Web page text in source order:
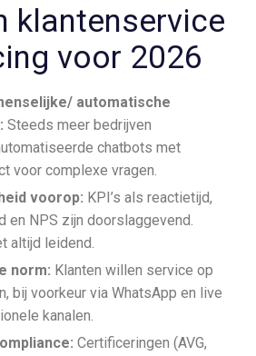
klantenservice
voor 2026
automatische
Steeds meer bedrijven
chatbots met
voor complexe vragen.
voorop: KPI’s als reactietijd,
en NPS zijn doorslaggevend.
altijd leidend.
norm: Klanten willen service op
bij voorkeur via WhatsApp en live
kanalen.
Certificeringen (AVG,